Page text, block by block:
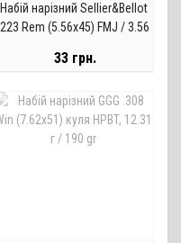
Набій нарізний Sellier&Bellot
.223 Rem (5.56x45) FMJ / 3.56
33 грн.